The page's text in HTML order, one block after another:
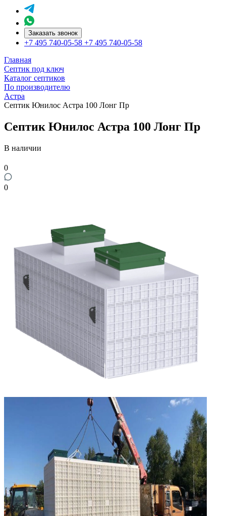
Заказать звонок
+7 495 740-05-58 +7 495 740-05-58
Главная
Септик под ключ
Каталог септиков
По производителю
Астра
Септик Юнилос Астра 100 Лонг Пр
Септик Юнилос Астра 100 Лонг Пр
В наличии
0
0